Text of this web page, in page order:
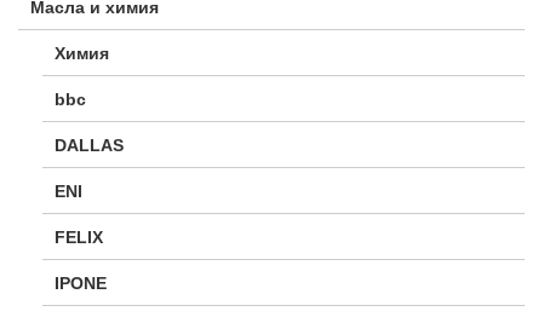
Масла и химия
Химия
bbc
DALLAS
ENI
FELIX
IPONE